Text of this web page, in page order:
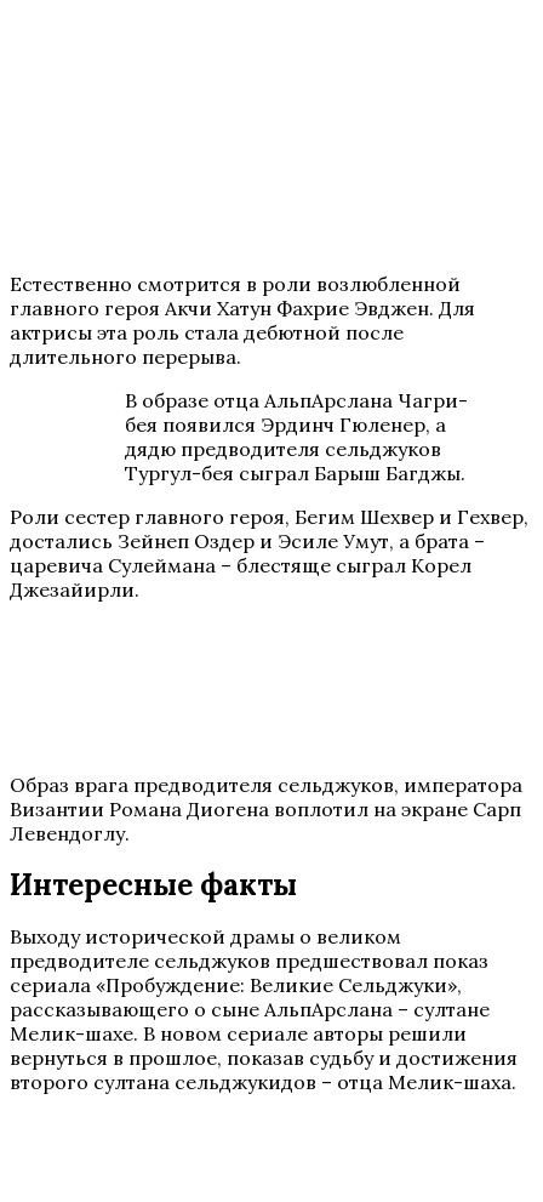
Естественно смотрится в роли возлюбленной
главного героя Акчи Хатун Фахрие Эвджен. Для
актрисы эта роль стала дебютной после
длительного перерыва.
В образе отца АльпАрслана Чагри-
бея появился Эрдинч Гюленер, а
дядю предводителя сельджуков
Тургул-бея сыграл Барыш Багджы.
Роли сестер главного героя, Бегим Шехвер и Гехвер,
достались Зейнеп Оздер и Эсиле Умут, а брата –
царевича Сулеймана – блестяще сыграл Корел
Джезайирли.
Образ врага предводителя сельджуков, императора
Византии Романа Диогена воплотил на экране Сарп
Левендоглу.
Интересные факты
Выходу исторической драмы о великом
предводителе сельджуков предшествовал показ
сериала «Пробуждение: Великие Сельджуки»,
рассказывающего о сыне АльпАрслана – султане
Мелик-шахе. В новом сериале авторы решили
вернуться в прошлое, показав судьбу и достижения
второго султана сельджукидов – отца Мелик-шаха.